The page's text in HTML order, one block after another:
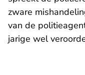
zware
van de
jarige wel